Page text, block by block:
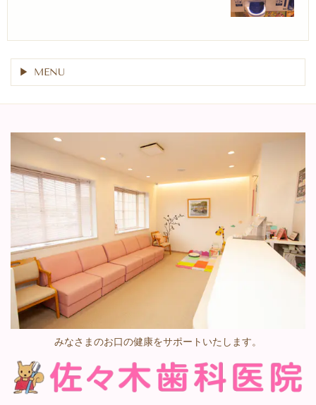
MENU
みなさまのお口の健康をサポートいたします。